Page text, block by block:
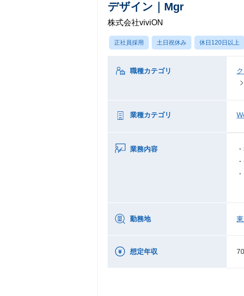
デザイン｜Mgr
株式会社viviON
正社員採用 土日祝休み 休日120日以上
職種カテゴリ
業種カテゴリ
業務内容
勤務地
想定年収